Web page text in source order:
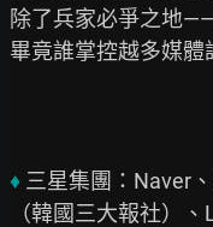
除了兵家必爭之地
畢竟誰掌控越多媒體
♦ 三星集團：Naver
（韓國三大報社）